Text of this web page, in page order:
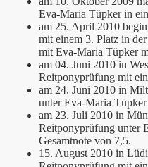
Eva-Maria Tüpker in
am 25. April 2010
mit einem 3. Platz in
mit Eva-Maria Tüpker
am 04. Juni 2010 in
Reitponyprüfung mit
am 24. Juni 2010 in
unter Eva-Maria
am 23. Juli 2010 in
Reitponyprüfung unter
Gesamtnote von 7,5.
15. August 2010 in